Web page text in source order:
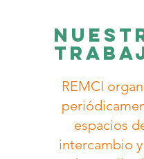
REMCI
espacios
intercambio